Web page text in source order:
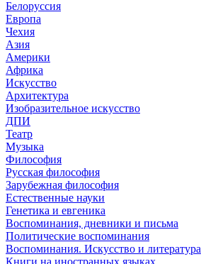
Белоруссия
Европа
Чехия
Азия
Америки
Африка
Искусство
Архитектура
Изобразительное искусство
ДПИ
Театр
Музыка
Философия
Русская философия
Зарубежная философия
Естественные науки
Генетика и евгеника
Воспоминания, дневники и письма
Политические воспоминания
Воспоминания. Искусство и литература